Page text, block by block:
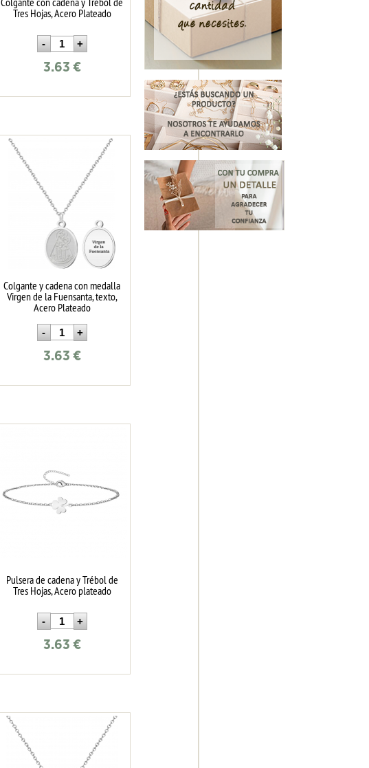
Tres Hojas, Acero Plateado
3.63 €
Colgante y cadena con medalla
Virgen de la Fuensanta, texto,
Acero Plateado
3.63 €
Pulsera de cadena y Trébol de
Tres Hojas, Acero plateado
3.63 €